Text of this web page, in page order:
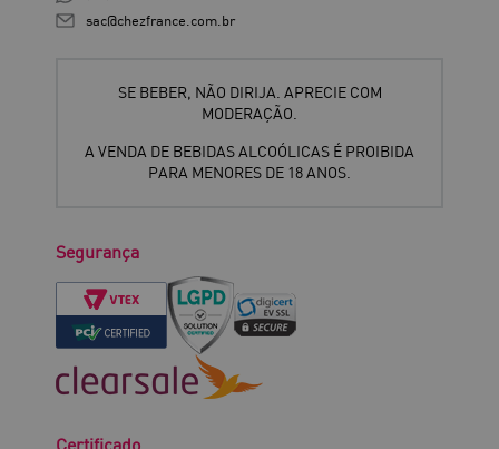
sac@chezfrance.com.br
SE BEBER, NÃO DIRIJA. APRECIE COM
MODERAÇÃO.
A VENDA DE BEBIDAS ALCOÓLICAS É PROIBIDA
PARA MENORES DE 18 ANOS.
Segurança